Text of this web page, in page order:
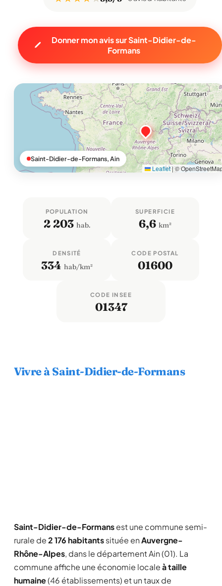
Donner mon avis sur Saint-Didier-de-
Formans
Leaflet|©
Saint-Didier-de-Formans, Ain
POPULATION
2 203 hab.
SUPERFICIE
6,6 km²
DENSITÉ
334 hab/km²
CODE POSTAL
01600
CODE INSEE
01347
Vivre à Saint-Didier-de-Formans
Saint-Didier-de-Formansest une commune semi-
rurale de2 176 habitantssituée enAuvergne-
Rhône-Alpes, dans le département Ain (01). La
commune affiche une économie localeà taille
humaine(46 établissements) et un taux de